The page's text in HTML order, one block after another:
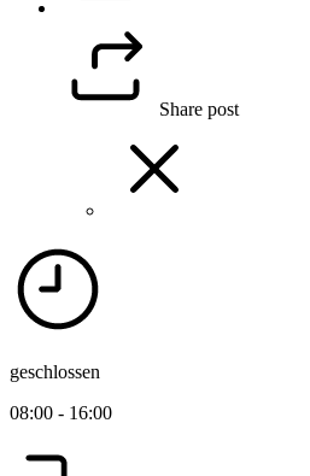
Share post
geschlossen
08:00 - 16:00